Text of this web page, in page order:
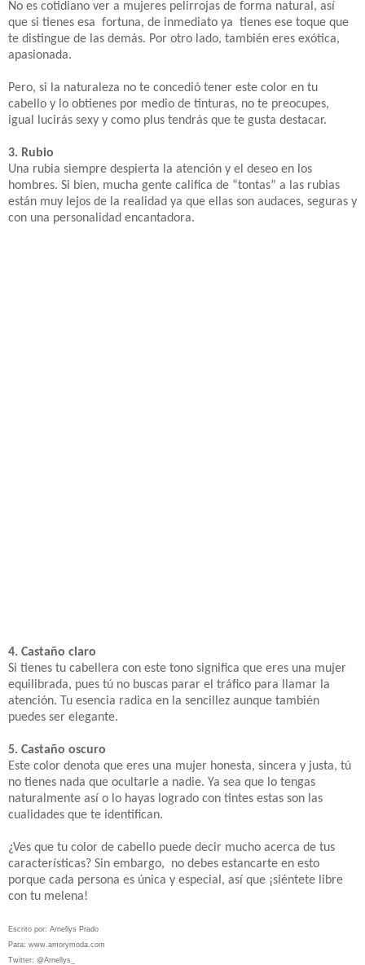
No es cotidiano ver a mujeres pelirrojas de forma natural, así
que si tienes esa fortuna, de inmediato ya tienes ese toque que
te distingue de las demás. Por otro lado, también eres exótica,
apasionada.
Pero, si la naturaleza no te concedió tener este color en tu
cabello y lo obtienes por medio de tinturas, no te preocupes,
igual lucirás sexy y como plus tendrás que te gusta destacar.
3. Rubio
Una rubia siempre despierta la atención y el deseo en los
hombres. Si bien, mucha gente califica de “tontas” a las rubias
están muy lejos de la realidad ya que ellas son audaces, seguras y
con una personalidad encantadora.
4. Castaño claro
Si tienes tu cabellera con este tono significa que eres una mujer
equilibrada, pues tú no buscas parar el tráfico para llamar la
atención. Tu esencia radica en la sencillez aunque también
puedes ser elegante.
5. Castaño oscuro
Este color denota que eres una mujer honesta, sincera y justa, tú
no tienes nada que ocultarle a nadie. Ya sea que lo tengas
naturalmente así o lo hayas logrado con tintes estas son las
cualidades que te identifican.
¿Ves que tu color de cabello puede decir mucho acerca de tus
características? Sin embargo, no debes estancarte en esto
porque cada persona es única y especial, así que ¡siéntete libre
con tu melena!
Escrito por: Arnellys Prado
Para: www.amorymoda.com
Twitter: @Arnellys_